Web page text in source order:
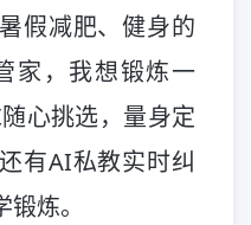
假减肥、健身的
家，我想锻炼一
心挑选，量身定
有AI私教实时纠
炼。